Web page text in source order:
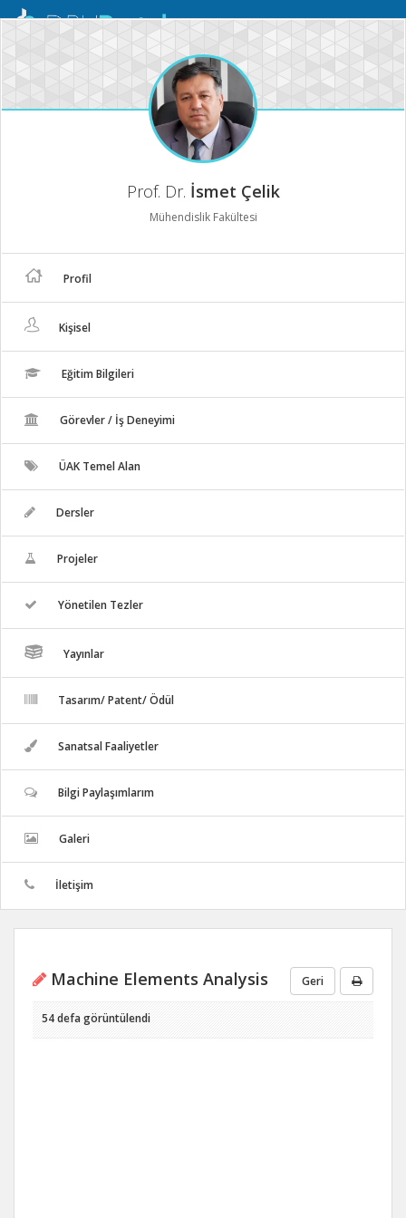
Mobil
Prof. Dr. İsmet Çelik
Mühendislik Fakültesi
Profil
Kişisel
Eğitim Bilgileri
Görevler / İş Deneyimi
ÜAK Temel Alan
Dersler
Projeler
Yönetilen Tezler
Yayınlar
Tasarım/ Patent/ Ödül
Sanatsal Faaliyetler
Bilgi Paylaşımlarım
Galeri
İletişim
Machine Elements Analysis Geri
54 defa görüntülendi